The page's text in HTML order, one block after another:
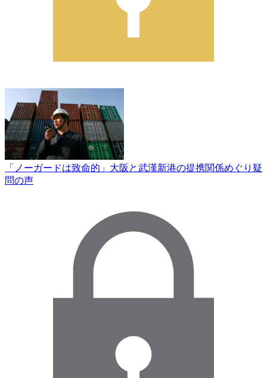
「ノーガードは致命的」大阪と武漢新港の提携関係めぐり疑
問の声